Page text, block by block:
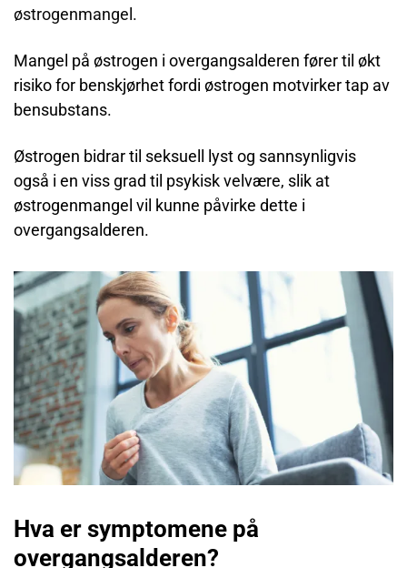
østrogenmangel.
Mangel på østrogen i overgangsalderen fører til økt
risiko for benskjørhet fordi østrogen motvirker tap av
bensubstans.
Østrogen bidrar til seksuell lyst og sannsynligvis
også i en viss grad til psykisk velvære, slik at
østrogenmangel vil kunne påvirke dette i
overgangsalderen.
Hva er symptomene på
overgangsalderen?